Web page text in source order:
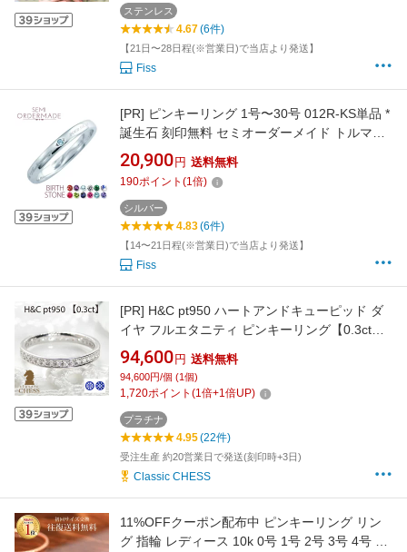
オーダーメイド ST111R-KS*単品 (ST)
ステンレス
4.67(6件)
【21日〜28日程(※営業日)で当店より発送】
Fiss
[PR] ピンキーリング 1号〜30号 012R-KS単品 *
誕生石 刻印無料 セミオーダーメイド トルマリ
ン トパーズ シルバー ファランジリング ピンキ
ー 偶数号 9号 8号 7号 6号 5号 4号 3号 2号 小さ
い 大きい サイズ 指輪 重ねづけ 華奢 シンプル
ブランド 送料無料 6月 プレゼント
20,900 円 送料無料
190ポイント (1倍)
シルバー
4.83(6件)
【14〜21日程(※営業日)で当店より発送】
Fiss
[PR] H&C pt950 ハートアンドキューピッド ダ
イヤ フルエタニティ ピンキーリング【0.3ct】
専用スコープ付/【送料無料】【代引手数料無
料】【品質保証書】プラチナ ピンキー エタニ
ティ ダイヤ ダイア 指輪 ハート＆キューピット
94,600 円 送料無料
94,600円/個 (1個)
1,720ポイント (1倍+1倍UP)
プラチナ
4.95(22件)
受注生産 約20営業日で発送(刻印時+3日)
Classic CHESS
11%OFFクーポン配布中 ピンキーリング リン
グ 指輪 レディース 10k 0号 1号 2号 3号 4号 5